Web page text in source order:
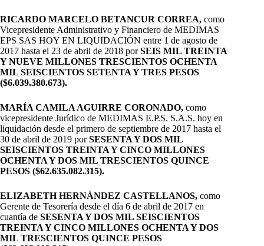
RICARDO MARCELO BETANCUR CORREA, como
Vicepresidente Administrativo y Financiero de MEDIMAS
EPS SAS HOY EN LIQUIDACIÓN entre 1 de agosto de
2017 hasta el 23 de abril de 2018 porSEIS MIL TREINTA
Y NUEVE MILLONES TRESCIENTOS OCHENTA
MIL SEISCIENTOS SETENTA Y TRES PESOS
($6.039.380.673).
MARÍA CAMILA AGUIRRE CORONADO, como
vicepresidente Jurídico de MEDIMAS E.P.S. S.A.S. hoy en
liquidación desde el primero de septiembre de 2017 hasta el
30 de abril de 2019 porSESENTA Y DOS MIL
SEISCIENTOS TREINTA Y CINCO MILLONES
OCHENTA Y DOS MIL TRESCIENTOS QUINCE
PESOS ($62.635.082.315).
ELIZABETH HERNÁNDEZ CASTELLANOS, como
Gerente de Tesorería desde el día 6 de abril de 2017 en
cuantía de SESENTA Y DOS MIL SEISCIENTOS
TREINTA Y CINCO MILLONES OCHENTA Y DOS
MIL TRESCIENTOS QUINCE PESOS